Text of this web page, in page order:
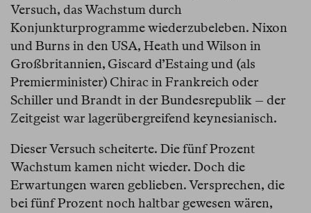
Versuch, das Wachstum durch
Konjunkturprogramme wiederzubeleben. Nixon
und Burns in den USA, Heath und Wilson in
Großbritannien, Giscard d’Estaing und (als
Premierminister) Chirac in Frankreich oder
Schiller und Brandt in der Bundesrepublik – der
Zeitgeist war lagerübergreifend keynesianisch.
Dieser Versuch scheiterte. Die fünf Prozent
Wachstum kamen nicht wieder. Doch die
Erwartungen waren geblieben. Versprechen, die
bei fünf Prozent noch haltbar gewesen wären,